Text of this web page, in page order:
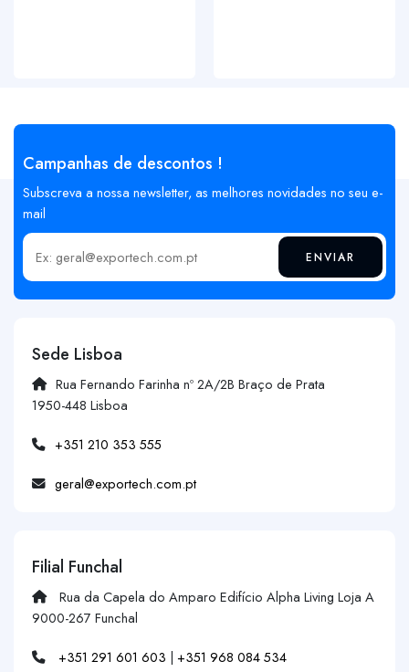
Campanhas de descontos !
Subscreva a nossa newsletter, as melhores novidades no seu e-
mail
Insira o seu email ENVIAR
Sede Lisboa
Rua Fernando Farinha nº 2A/2B Braço de Prata
1950-448 Lisboa
+351 210 353 555
geral@exportech.com.pt
Filial Funchal
Rua da Capela do Amparo Edifício Alpha Living Loja A
9000-267 Funchal
+351 291 601 603 | +351 968 084 534